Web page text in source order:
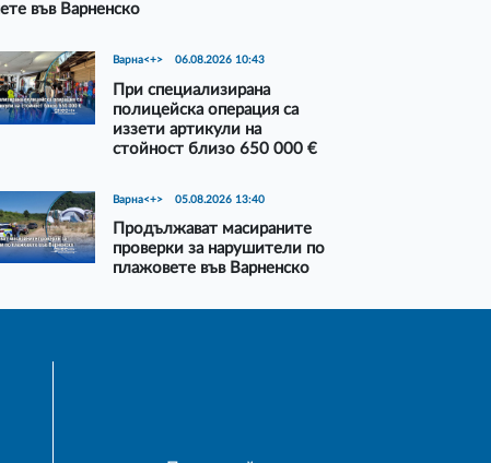
във Варненско
Варна<+> 06.08.2026 10:43
При специализирана
полицейска операция са
иззети артикули на
стойност близо 650 000 €
Варна<+> 05.08.2026 13:40
Продължават масираните
проверки за нарушители по
плажовете във Варненско